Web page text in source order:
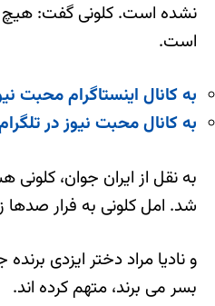
نشده است. کلونی گفت: هیچ
است.
به کانال اینستاگرام محبت
به کانال محبت نیوز در
به نقل از ایران جوان،
شد. امل کلونی به فرار صدها
بسر می برند، متهم کرده اند.